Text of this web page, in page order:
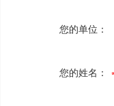
您的单位：
您的姓名：